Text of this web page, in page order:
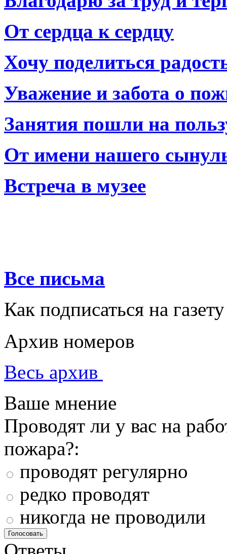
От сердца к сердцу
Хочу поделиться
Уважение и забота о
Занятия пошли на
От имени нашего
Встреча в музее
Все письма
Как подписаться на газету
Архив номеров
Весь архив
Ваше мнение
Проводят ли у вас на
пожара?:
проводят регулярно
редко проводят
никогда не проводили